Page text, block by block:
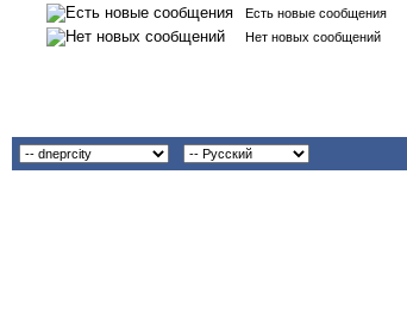
Есть новые сообщения
Нет новых сообщений